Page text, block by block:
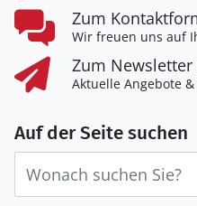
Zum
Wir freuen uns auf
Zum
Aktuelle Angebote
Auf der Seite suchen